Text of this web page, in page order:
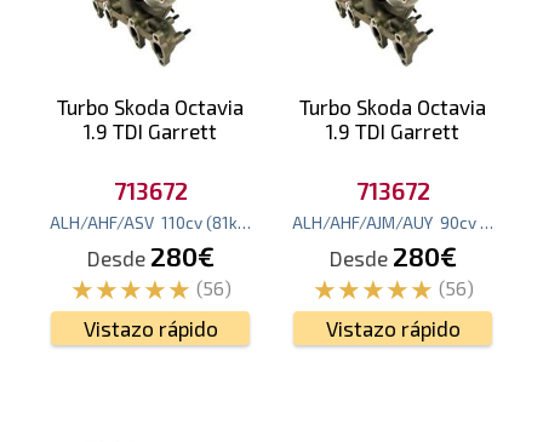
Turbo Skoda Octavia
1.9 TDI Garrett
713672
ALH/AHF/ASV 110cv(81kw
Desde 280€
(56)
Vistazo rápido
Turbo Skoda Octavia
1.9 TDI Garrett
713672
ALH/AHF/AJM/AUY 90cv (66
Desde 280€
(56)
Vistazo rápido